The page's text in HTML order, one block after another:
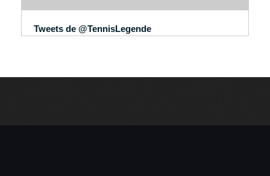
Tweets de @TennisLegende